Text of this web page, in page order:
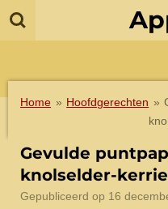
Ga
Home » Hoofdgerechten »
Gevulde
knolselder-
Gepubliceerd op 16